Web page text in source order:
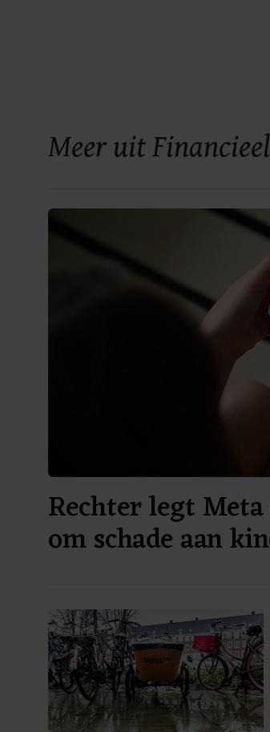
Meer uit Financieel
Rechter legt
om schade aan